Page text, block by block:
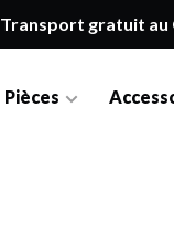
Transport gratuit au
Pièces